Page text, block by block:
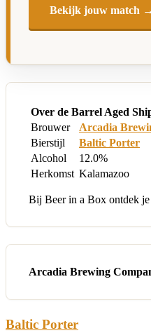
Bekijk jouw match →
Over de Barrel Aged
Brouwer
Arcadia
Bierstijl
Baltic Porter
Alcohol
12.0%
Herkomst Kalamazoo
Bij Beer in a Box ontdek je
Arcadia Brewing
Baltic Porter